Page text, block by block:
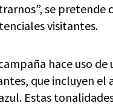
se pretende
visitantes.
hace uso
que incluyen el
Estas